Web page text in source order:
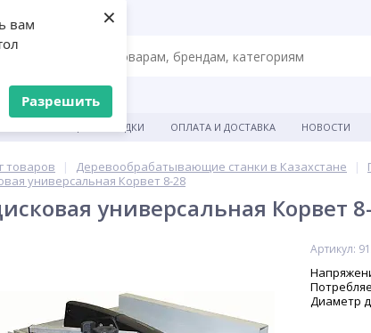
вам
Разрешить
×
АКЦИИ И СКИДКИ ОПЛАТА И ДОСТАВКА НОВОСТИ
товаров Деревообрабатывающие станки в Казахстане
универсальная Корвет 8-28
универсальная Корвет
Артикул:
Диаметр